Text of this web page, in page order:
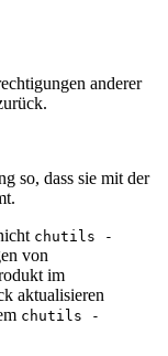
anderer
so, dass sie mit der
chutils -
von
im
aktualisieren
chutils -